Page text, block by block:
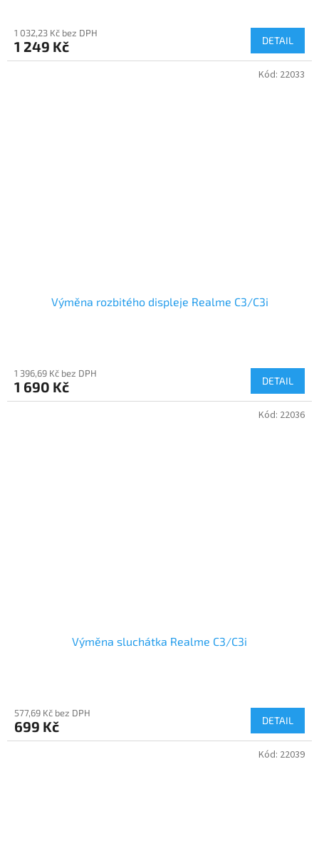
1 032,23 Kč bez DPH
1 249 Kč DETAIL
Výměna rozbitého displeje Realme C3/C3i
1 396,69 Kč bez DPH
1 690 Kč DETAIL
Kód: 22033
Výměna sluchátka Realme C3/C3i
577,69 Kč bez DPH
699 Kč DETAIL
Kód: 22036
Kód: 22039